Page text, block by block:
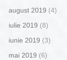
august 2019 (4)
iulie 2019 (8)
iunie 2019 (3)
mai 2019 (6)